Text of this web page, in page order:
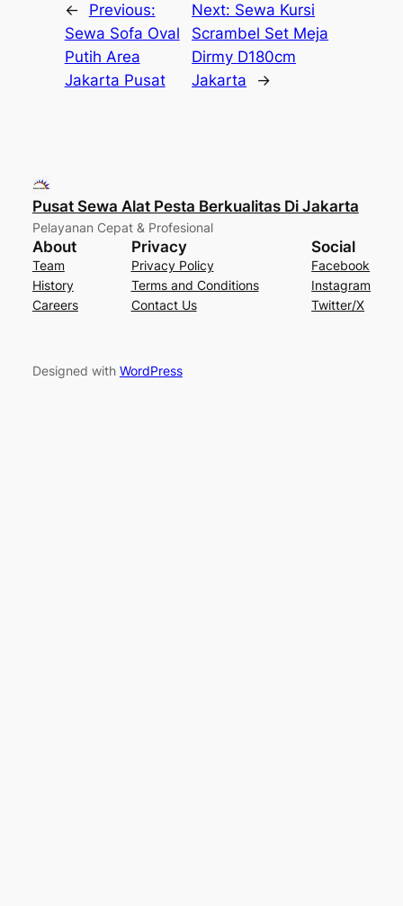
←
Previous:
Sewa Sofa Oval
Putih Area
Jakarta Pusat
Next: Sewa Kursi
Scrambel Set Meja
Dirmy D180cm
Jakarta
→
Pusat Sewa Alat Pesta Berkualitas Di Jakarta
Pelayanan Cepat & Profesional
About
Team
History
Careers
Privacy
Privacy Policy
Terms and Conditions
Contact Us
Social
Facebook
Instagram
Twitter/X
Designed with WordPress